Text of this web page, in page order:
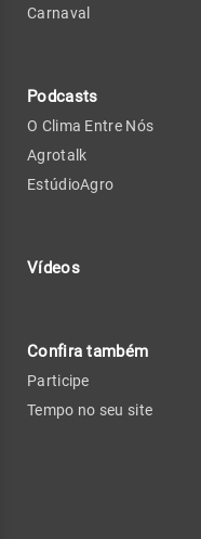
Carnaval
Podcasts
O Clima Entre Nós
Agrotalk
EstúdioAgro
Vídeos
Confira também
Participe
Tempo no seu site